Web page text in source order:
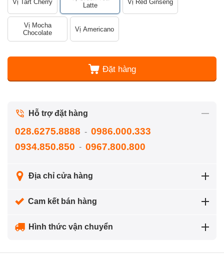
Vị Tart Cherry
Latte
Vị Red Ginseng
Vị Mocha
Chocolate
Vị Americano
Đặt hàng
Hỗ trợ đặt hàng
028.6275.8888 - 0986.000.333
0934.850.850 - 0967.800.800
Địa chỉ cửa hàng
Cam kết bán hàng
Hình thức vận chuyển